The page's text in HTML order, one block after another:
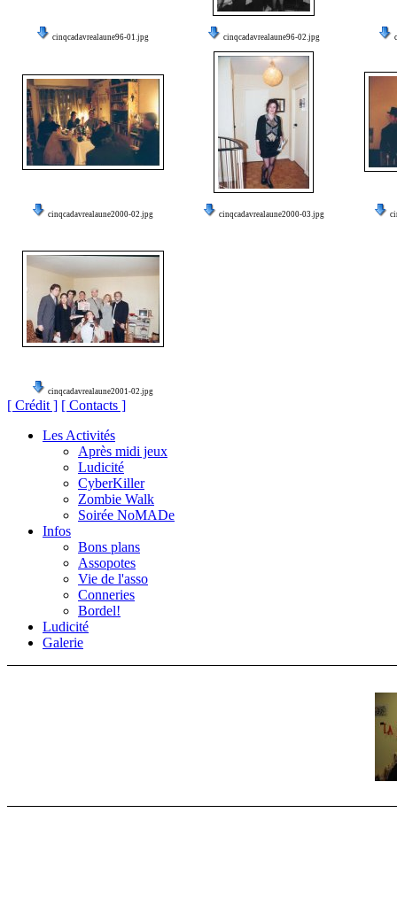
cinqcadavrealaune96-01.jpg cinqcadavrealaune96-02.jpg
cinqcadavrealaune2000-02.jpg cinqcadavrealaune2000-03.jpg
cinqcadavrealaune2001-02.jpg
[ Crédit ] [ Contacts ]
Les Activités
Après midi jeux
Ludicité
CyberKiller
Zombie Walk
Soirée NoMADe
Infos
Bons plans
Assopotes
Vie de l'asso
Conneries
Bordel!
Ludicité
Galerie